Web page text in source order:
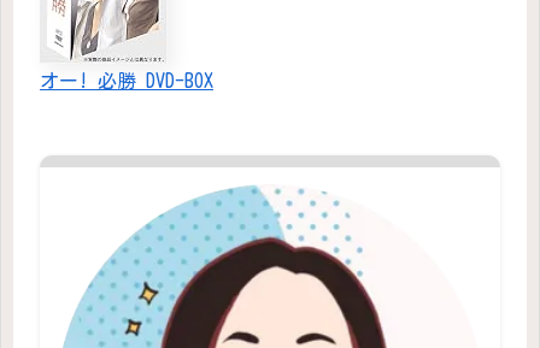
オー! 必勝 DVD-BOX